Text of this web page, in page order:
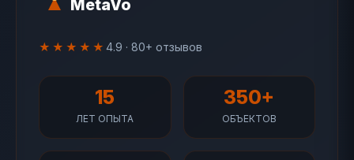
MetaVo
★★★★★ 4.9 · 80+ отзывов
15
ЛЕТ ОПЫТА
350+
ОБЪЕКТОВ